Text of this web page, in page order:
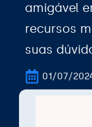
amigável
recursos
suas
01/07/